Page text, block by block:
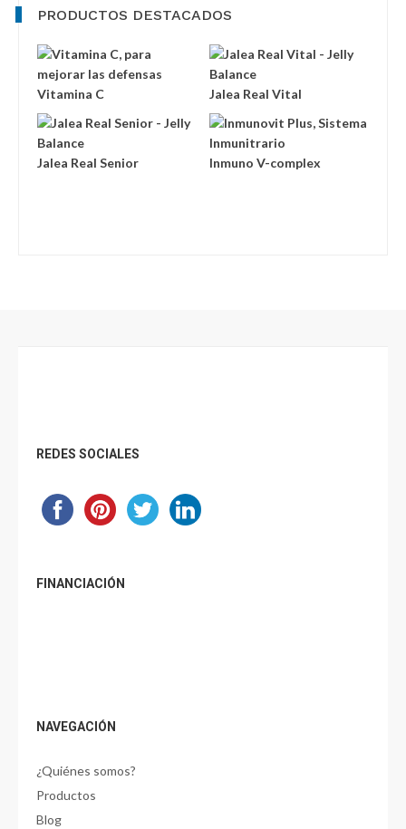
PRODUCTOS DESTACADOS
Vitamina C Jalea Real Vital
Jalea Real Senior Inmuno V-complex
REDES SOCIALES
FINANCIACIÓN
NAVEGACIÓN
¿Quiénes somos?
Productos
Blog